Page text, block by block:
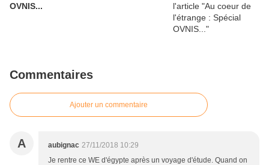
OVNIS...
Commentaires
Ajouter un commentaire
A aubignac 27/11/2018 10:29
Je rentre ce WE d'égypte après un voyage d'étude. Quand on